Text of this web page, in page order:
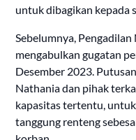
untuk dibagikan kepada
Sebelumnya,
mengabulkan gugatan
Desember 2023.
Nathania dan pihak
kapasitas tertentu,
tanggung renteng